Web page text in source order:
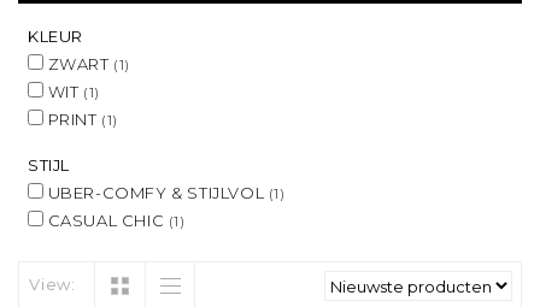
KLEUR
ZWART (1)
WIT (1)
PRINT (1)
STIJL
UBER-COMFY & STIJLVOL
(1)
CASUAL CHIC (1)
View: